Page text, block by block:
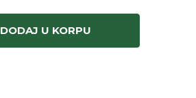
DODAJ U KORPU